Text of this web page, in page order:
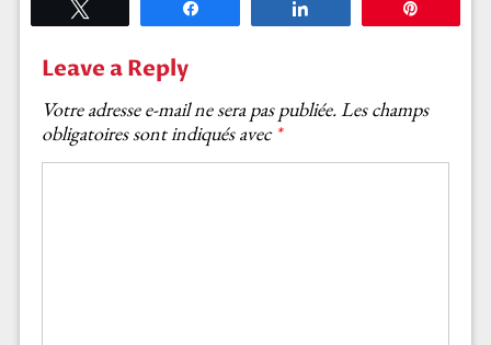
Leave a Reply
Votre adresse e-mail ne sera pas publiée.Les champs
obligatoires sont indiqués avec *